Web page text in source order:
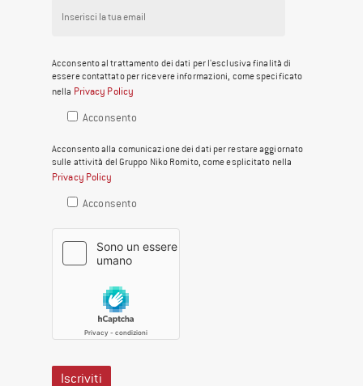
Acconsento al trattamento dei dati per l'esclusiva finalità di
essere contattato per ricevere informazioni, come specificato
nella Privacy Policy
Acconsento
Acconsento alla comunicazione dei dati per restare aggiornato
sulle attività del Gruppo Niko Romito, come esplicitato nella
Privacy Policy
Acconsento